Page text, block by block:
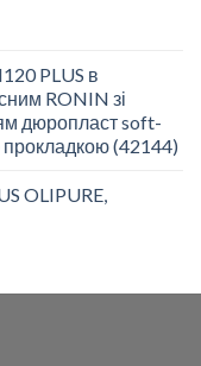
PLUS в
RONIN зі
дюропласт soft-
(42144)
OLIPURE,